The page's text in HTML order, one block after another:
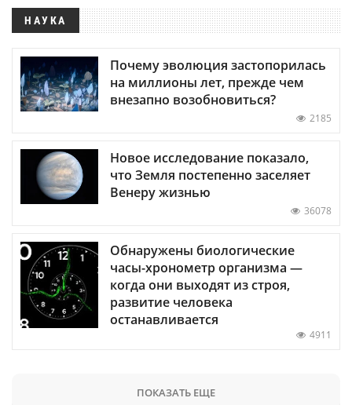
НАУКА
Почему эволюция застопорилась
на миллионы лет, прежде чем
внезапно возобновиться?
2185
Новое исследование показало,
что Земля постепенно заселяет
Венеру жизнью
36078
Обнаружены биологические
часы-хронометр организма —
когда они выходят из строя,
развитие человека
останавливается
4911
ПОКАЗАТЬ ЕЩЕ